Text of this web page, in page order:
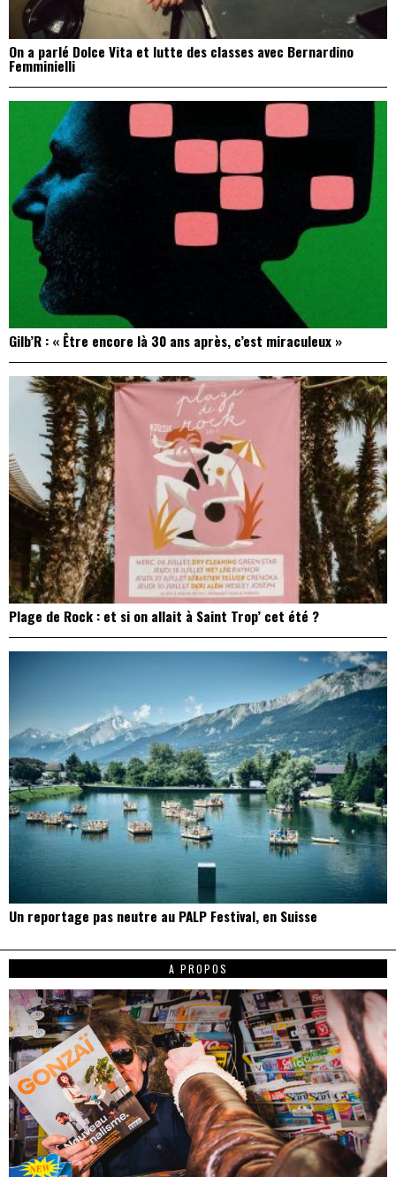
On a parlé Dolce Vita et lutte des classes avec Bernardino
Femminielli
Gilb’R : « Être encore là 30 ans après, c’est miraculeux »
Plage de Rock : et si on allait à Saint Trop’ cet été ?
Un reportage pas neutre au PALP Festival, en Suisse
A PROPOS